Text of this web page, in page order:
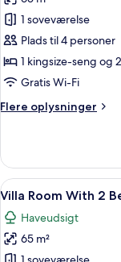
Family
Room
Garden
View
1 soveværelse
Plads til 4 personer
1 kingsize-seng og
Gratis Wi-Fi
Flere oplysninger
Flere
Room
Garden
View
Indlæs
alle
billeder
af
11
Villa Room With 2
Haveudsigt
65 m²